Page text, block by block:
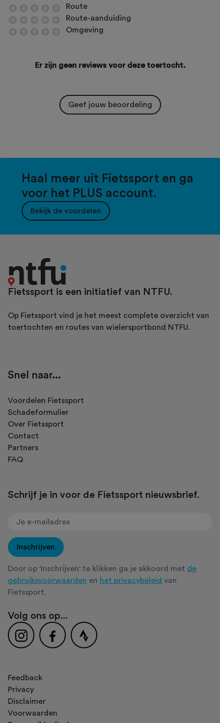
Route
Route-aanduiding
Omgeving
Er zijn geen reviews voor deze toertocht.
Geef jouw beoordeling
Haal meer uit Fietssport en ga
voor het PLUS account.
Bekijk de voordelen
Fietssport is een initiatief van NTFU.
Op Fietssport vind je het meest complete overzicht van
toertochten en routes van wielersportbond NTFU.
Snel naar...
Voordelen Fietssport
Schadeformulier
Over Fietssport
Contact
Partners
FAQ
Schrijf je in voor de Fietssport nieuwsbrief.
Inschrijven
Door op 'Inschrijven' te klikken ga je akkoord met de
gebruiksvoorwaarden en het privacybeleid van
Fietssport.
Volg ons op...
Feedback
Privacy
Disclaimer
Voorwaarden